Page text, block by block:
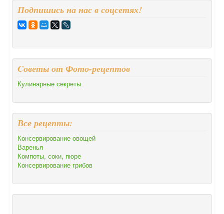
Подпишись на нас в соцсетях!
Cоветы от Фото-рецептов
Кулинарные секреты
Все рецепты:
Консервирование овощей
Варенья
Компоты, соки, пюре
Консервирование грибов